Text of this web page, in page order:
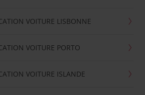
VOITURE LISBONNE
VOITURE PORTO
VOITURE ISLANDE